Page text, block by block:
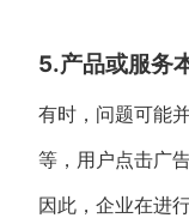
5.产品或服务
有时，问题可能
等，用户点击广
因此，企业在进